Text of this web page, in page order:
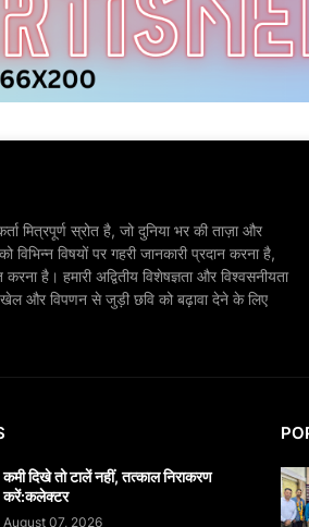
मित्रपूर्ण स्रोत है, जो दुनिया भर की ताज़ा और
विषयों पर गहरी जानकारी प्रदान करना है,
है। हमारी अद्वितीय विशेषज्ञता और विश्वसनीयता
खेल और विपणन से जुड़ी छवि को बढ़ावा देने के लिए
कमी दिखे तो टालें नहीं, तत्काल निराकरण
करें:कलेक्टर
August 07, 2026